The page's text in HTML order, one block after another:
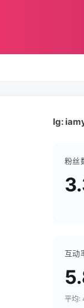
Ig:
粉丝
互动
平均: